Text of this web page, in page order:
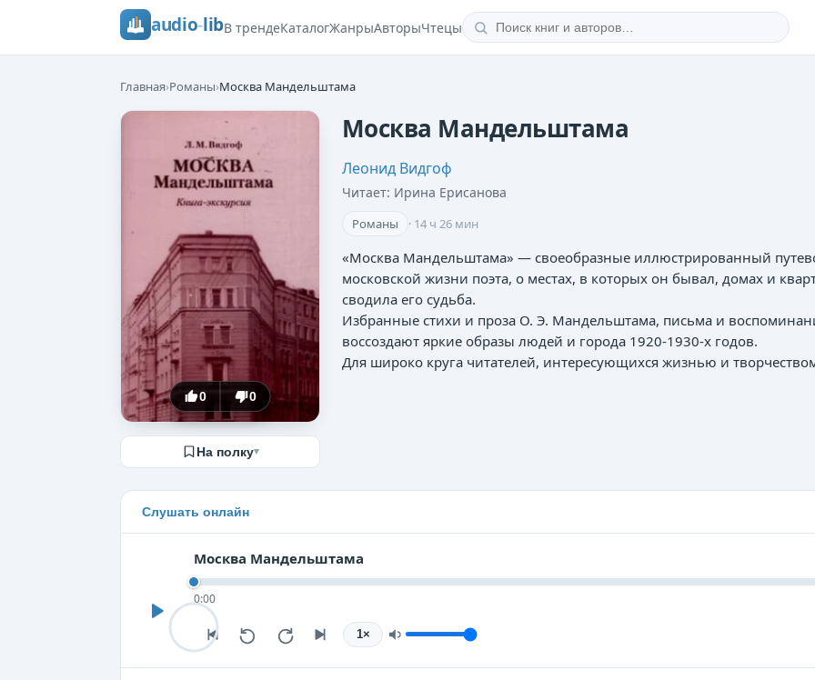
audio-libВ трендеКаталогЖанрыАвторыЧтецы
Главная›Романы›Москва Мандельштама
Москва Мандельштама
0 0
На полку▾
Леонид Видгоф
Читает: Ирина Ерисанова
Романы · 14 ч 26 мин
«Москва Мандельштама» — своеобразные иллюстрированный
московской жизни поэта, о местах, в которых он бывал, домах и
сводила его судьба.
Избранные стихи и проза О. Э. Мандельштама, письма и
воссоздают яркие образы людей и города 1920-1930-х годов.
Для широко круга читателей, интересующихся жизнью и
Слушать онлайн
Москва Мандельштама
0:00
1×